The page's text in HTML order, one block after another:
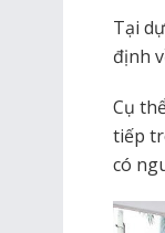
Tại
định
Cụ
tiếp
có